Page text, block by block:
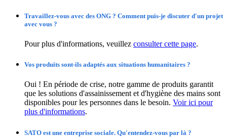
Travaillez-vous avec des ONG ? Comment puis-je discuter d'un projet
avec vous ?
Pour plus d'informations, veuillez consulter cette page.
Vos produits sont-ils adaptés aux situations humanitaires ?
Oui ! En période de crise, notre gamme de produits garantit
que les solutions d'assainissement et d'hygiène des mains sont
disponibles pour les personnes dans le besoin. Voir ici pour
plus d'informations.
SATO est une entreprise sociale. Qu'entendez-vous par là ?